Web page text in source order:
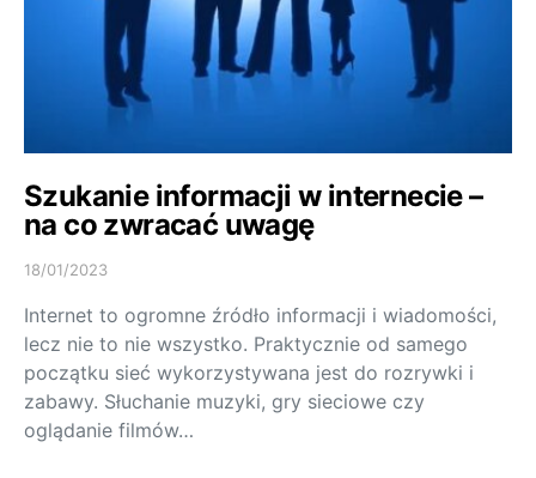
Szukanie informacji w internecie –
na co zwracać uwagę
18/01/2023
Internet to ogromne źródło informacji i wiadomości,
lecz nie to nie wszystko. Praktycznie od samego
początku sieć wykorzystywana jest do rozrywki i
zabawy. Słuchanie muzyki, gry sieciowe czy
oglądanie filmów…